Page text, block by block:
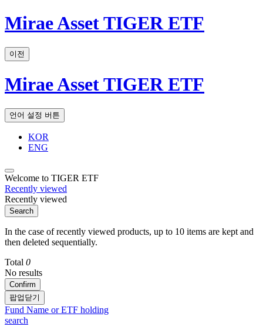
Mirae Asset TIGER ETF
이전
Mirae Asset TIGER ETF
언어 설정 버튼
KOR
ENG
Welcome to TIGER ETF
Recently viewed
Recently viewed
Search
In the case of recently viewed products, up to 10 items are kept and
then deleted sequentially.
Total 0
No results
Confirm
팝업닫기
Fund Name or ETF holding
search